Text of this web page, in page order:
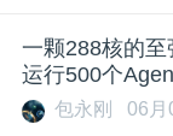
公
一颗288核的
运行500个
包永刚 06月